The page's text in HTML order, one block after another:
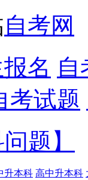
自考网
名 自
考试题
题】
升本科 高中升本科